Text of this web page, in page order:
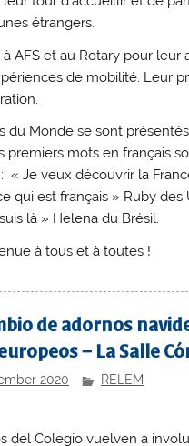
étrangers.
à AFS et au Rotary pour
de mobilité. Leur
du Monde se sont
premiers mots en français
« Je veux découvrir la
qui est français » Ruby des
là » Helena du Brésil.
à tous et à toutes !
de adornos
– La Salle
2020 RELEM
del Colegio vuelven a